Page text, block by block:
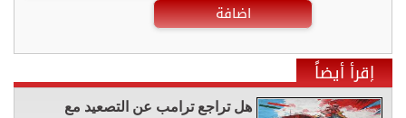
اضافة
إقرأ أيضاً
هل تراجع ترامب عن التصعيد مع